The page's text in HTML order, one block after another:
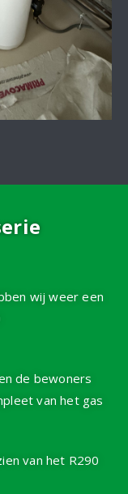
wij weer een
de bewoners
van het gas
van het R290